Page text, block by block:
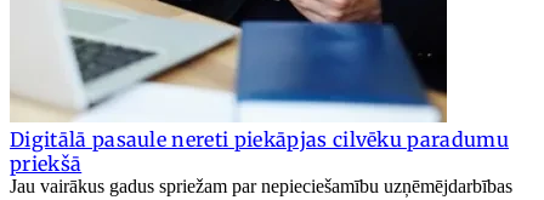
Digitālā pasaule nereti piekāpjas cilvēku paradumu
priekšā
Jau vairākus gadus spriežam par nepieciešamību uzņēmējdarbības